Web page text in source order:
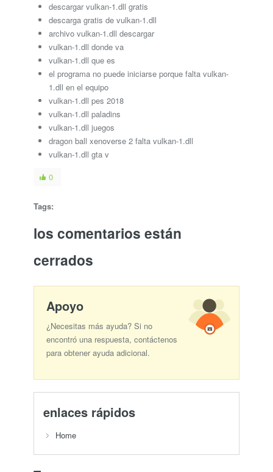
descargar vulkan-1.dll gratis
descarga gratis de vulkan-1.dll
archivo vulkan-1.dll descargar
vulkan-1.dll donde va
vulkan-1.dll que es
el programa no puede iniciarse porque falta vulkan-
1.dll en el equipo
vulkan-1.dll pes 2018
vulkan-1.dll paladins
vulkan-1.dll juegos
dragon ball xenoverse 2 falta vulkan-1.dll
vulkan-1.dll gta v
0
Tags:
los comentarios están
cerrados
Apoyo
¿Necesitas más ayuda? Si no
encontró una respuesta, contáctenos
para obtener ayuda adicional.
enlaces rápidos
Home